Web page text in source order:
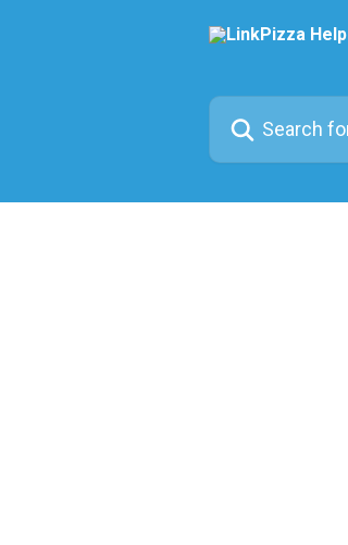
Search for articles...